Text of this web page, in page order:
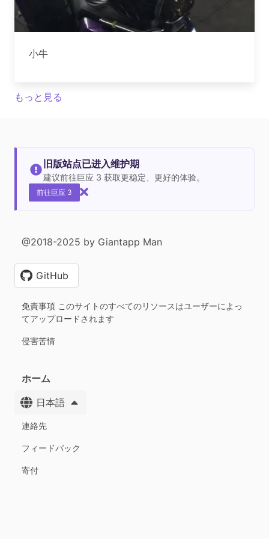
小牛
もっと見る
旧版站点已进入维护期
建议前往巨应 3 获取更稳定、更好的体验。
前往巨应 3
@2018-2025 by Giantapp Man
GitHub
免責事項 このサイトのすべてのリソースはユーザーによっ
てアップロードされます
侵害苦情
ホーム
日本語
連絡先
フィードバック
寄付